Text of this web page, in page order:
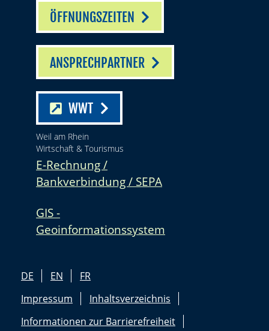
ÖFFNUNGSZEITEN
ANSPRECHPARTNER
WWT
Weil am Rhein
Wirtschaft & Tourismus
E-Rechnung /
Bankverbindung / SEPA
GIS -
Geoinformationssystem
DE EN
FR
Impressum
Inhaltsverzeichnis
Informationen zur Barrierefreiheit